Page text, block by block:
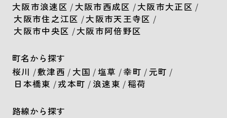
大阪市浪速区 / 大阪市西成区 /大阪市大正区 /
大阪市住之江区 /大阪市天王寺区 /
大阪市中央区 /大阪市阿倍野区
町名から探す
桜川 /敷津西 / 大国 /塩草 /幸町 / 元町 /
日本橋東 /戎本町 / 浪速東 /稲荷
路線から探す